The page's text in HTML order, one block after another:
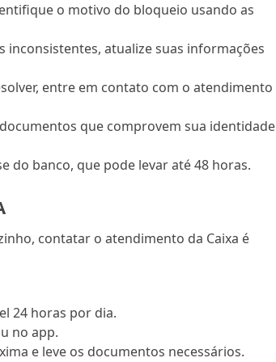
o motivo do bloqueio usando as
inconsistentes, atualize suas informações
entre em contato com o atendimento
que comprovem sua identidade
do banco, que pode levar até 48 horas.
contatar o atendimento da Caixa é
24 horas por dia.
no app.
e leve os documentos necessários.